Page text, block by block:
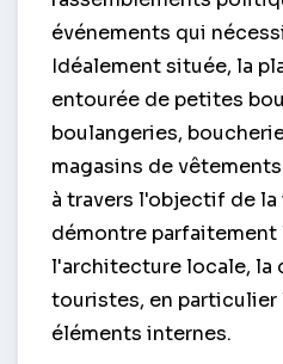
événements qui
Idéalement située, la
entourée de petites
boulangeries,
magasins de
à travers l'objectif de
démontre parfaitement
l'architecture locale, la
touristes, en particulier
éléments internes.